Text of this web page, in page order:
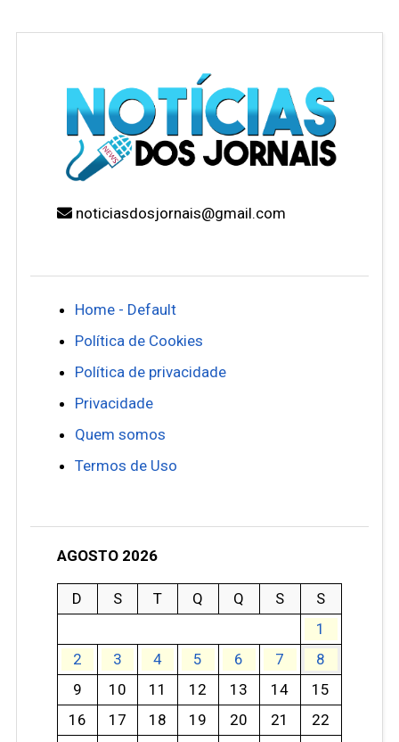
noticiasdosjornais@gmail.com
Home - Default
Política de Cookies
Política de privacidade
Privacidade
Quem somos
Termos de Uso
AGOSTO 2026
D S T Q Q S
S
1
2
3 4 5 6 7
8
9
10 11 12 13 14
15
16
17 18 19 20 21
22